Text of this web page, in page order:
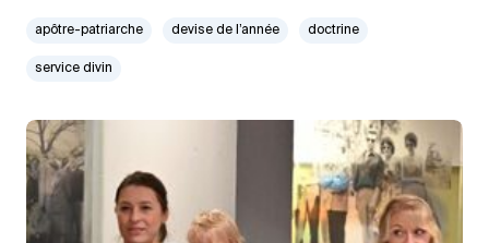
apôtre-patriarche devise de l’année doctrine
service divin